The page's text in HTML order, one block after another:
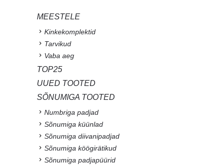
MEESTELE
Kinkekomplektid
Tarvikud
Vaba aeg
TOP25
UUED TOOTED
SÕNUMIGA TOOTED
Numbriga padjad
Sõnumiga küünlad
Sõnumiga diivanipadjad
Sõnumiga köögirätikud
Sõnumiga padjapüürid